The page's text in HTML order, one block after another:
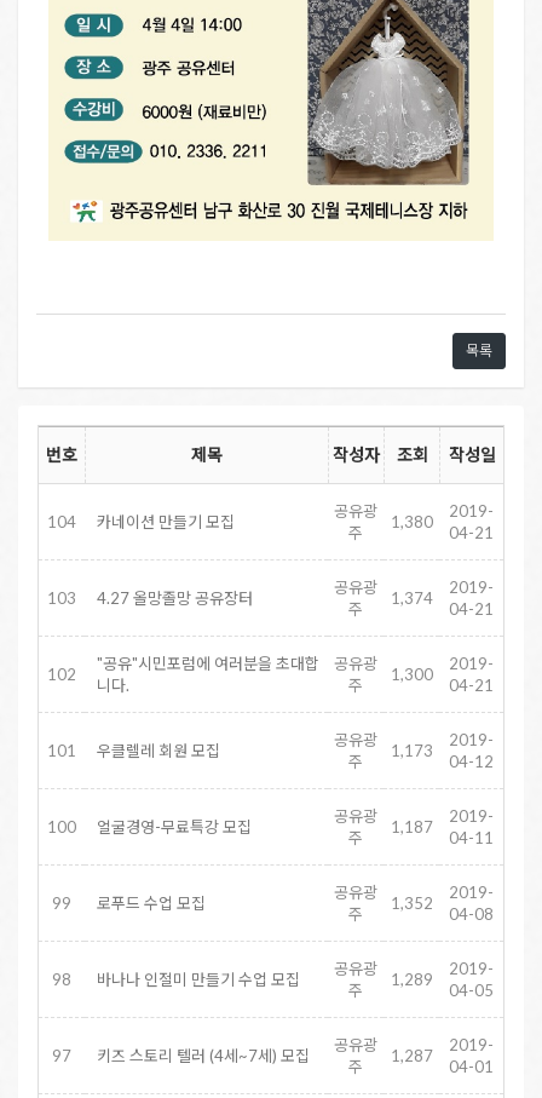
목록
번호 제목 작성자 조회 작성일
104 카네이션 만들기 모집
공유광
주
1,380
2019-
04-21
103 4.27 올망졸망 공유장터
공유광
주
1,374
2019-
04-21
102
"공유"시민포럼에 여러분을 초대합
니다.
공유광
주
1,300
2019-
04-21
101 우클렐레 회원 모집
공유광
주
1,173
2019-
04-12
100 얼굴경영-무료특강 모집
공유광
주
1,187
2019-
04-11
99 로푸드 수업 모집
공유광
주
1,352
2019-
04-08
98 바나나 인절미 만들기 수업 모집
공유광
주
1,289
2019-
04-05
97 키즈 스토리 텔러 (4세~7세) 모집
공유광
주
1,287
2019-
04-01